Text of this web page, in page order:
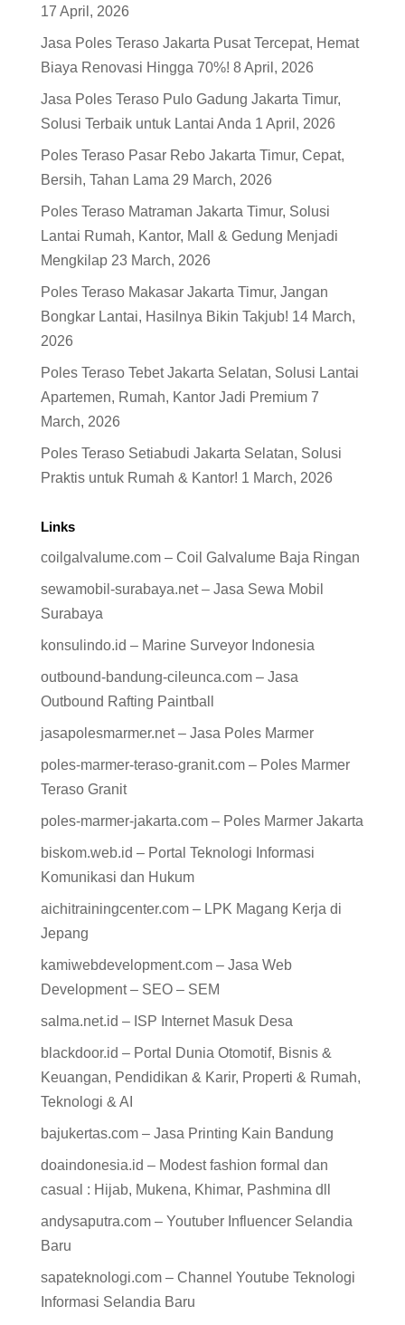
17 April, 2026
Jasa Poles Teraso Jakarta Pusat Tercepat, Hemat
Biaya Renovasi Hingga 70%! 8 April, 2026
Jasa Poles Teraso Pulo Gadung Jakarta Timur,
Solusi Terbaik untuk Lantai Anda 1 April, 2026
Poles Teraso Pasar Rebo Jakarta Timur, Cepat,
Bersih, Tahan Lama 29 March, 2026
Poles Teraso Matraman Jakarta Timur, Solusi
Lantai Rumah, Kantor, Mall & Gedung Menjadi
Mengkilap 23 March, 2026
Poles Teraso Makasar Jakarta Timur, Jangan
Bongkar Lantai, Hasilnya Bikin Takjub! 14 March,
2026
Poles Teraso Tebet Jakarta Selatan, Solusi Lantai
Apartemen, Rumah, Kantor Jadi Premium 7
March, 2026
Poles Teraso Setiabudi Jakarta Selatan, Solusi
Praktis untuk Rumah & Kantor! 1 March, 2026
Links
coilgalvalume.com – Coil Galvalume Baja Ringan
sewamobil-surabaya.net – Jasa Sewa Mobil
Surabaya
konsulindo.id – Marine Surveyor Indonesia
outbound-bandung-cileunca.com – Jasa
Outbound Rafting Paintball
jasapolesmarmer.net – Jasa Poles Marmer
poles-marmer-teraso-granit.com – Poles Marmer
Teraso Granit
poles-marmer-jakarta.com – Poles Marmer Jakarta
biskom.web.id – Portal Teknologi Informasi
Komunikasi dan Hukum
aichitrainingcenter.com – LPK Magang Kerja di
Jepang
kamiwebdevelopment.com – Jasa Web
Development – SEO – SEM
salma.net.id – ISP Internet Masuk Desa
blackdoor.id – Portal Dunia Otomotif, Bisnis &
Keuangan, Pendidikan & Karir, Properti & Rumah,
Teknologi & AI
bajukertas.com – Jasa Printing Kain Bandung
doaindonesia.id – Modest fashion formal dan
casual : Hijab, Mukena, Khimar, Pashmina dll
andysaputra.com – Youtuber Influencer Selandia
Baru
sapateknologi.com – Channel Youtube Teknologi
Informasi Selandia Baru